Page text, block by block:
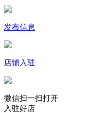
发布信息
店铺入驻
微信扫一扫打开
入驻好店